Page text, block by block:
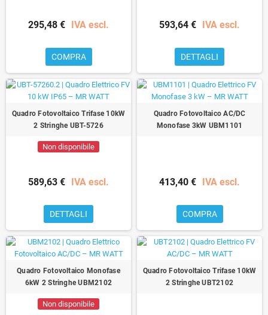
295,48 € IVA escl.
COMPRA
593,64 € IVA escl.
DETTAGLI
Quadro Fotovoltaico Trifase 10kW
2 Stringhe UBT-5726
Non disponibile
589,63 € IVA escl.
DETTAGLI
Quadro Fotovoltaico AC/DC
Monofase 3kW UBM1101
413,40 € IVA escl.
COMPRA
Quadro Fotovoltaico Monofase
6kW 2 Stringhe UBM2102
Non disponibile
Quadro Fotovoltaico Trifase 10kW
2 Stringhe UBT2102